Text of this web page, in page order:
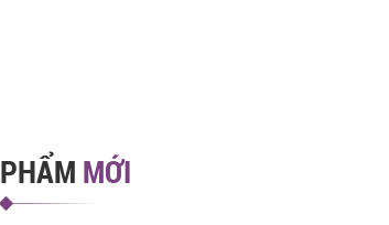
MỚI